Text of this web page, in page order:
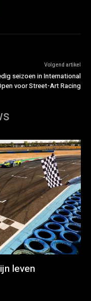
Volgend artikel
seizoen in International
voor Street-Art Racing
leven